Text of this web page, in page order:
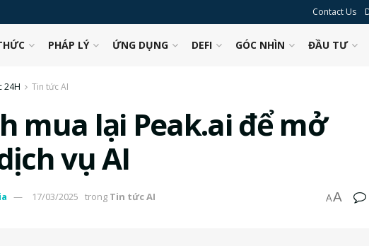
Contact Us
PHÁP LÝ ỨNG DỤNG DEFI GÓC NHÌN ĐẦU TƯ
24H Tin tức AI
mua lại Peak.ai để mở
vụ AI
17/03/2025 trong Tin tức AI AA